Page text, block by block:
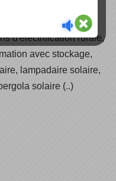
d'électrification rurale,
avec stockage,
lampadaire solaire,
solaire (..)